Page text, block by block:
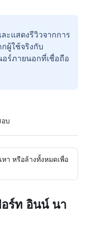
ะแสดงรีวิวจากการ
ผู้ใช้จริงกับ
อร์ภายนอกที่เชื่อถือ
บ
า หรือล้างทั้งหมดเพื่อ
ร์ท อินน์ นา